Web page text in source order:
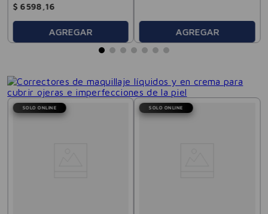
$ 6598 16
AGREGAR AGREGAR
SOLO ONLINE SOLO ONLINE